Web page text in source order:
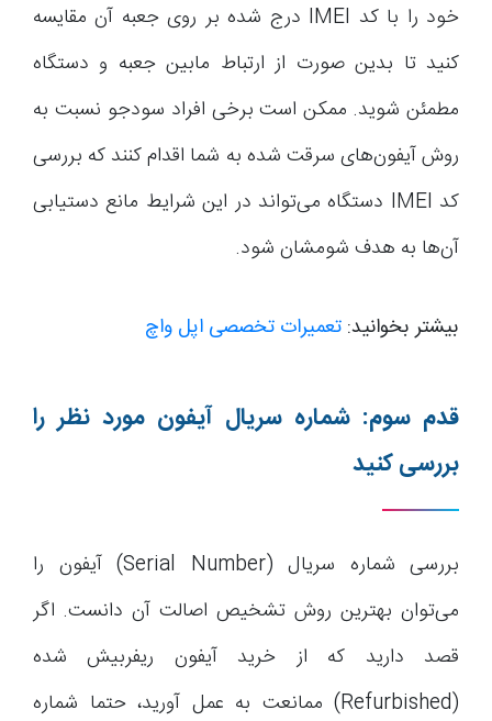
خود را با کد IMEI درج شده بر روی جعبه آن مقایسه
کنید تا بدین صورت از ارتباط مابین جعبه و دستگاه
مطمئن شوید. ممکن است برخی افراد سودجو نسبت به
روش آیفون‌های سرقت شده به شما اقدام کنند که بررسی
کد IMEI دستگاه می‌تواند در این شرایط مانع دستیابی
آن‌ها به هدف شومشان شود.
بیشتر بخوانید: تعمیرات تخصصی اپل واچ
قدم سوم: شماره سریال آیفون مورد نظر را
بررسی کنید
بررسی شماره سریال (Serial Number) آیفون را
می‌توان بهترین روش تشخیص اصالت آن دانست. اگر
قصد دارید که از خرید آیفون ریفربیش شده
(Refurbished) ممانعت به عمل آورید، حتما شماره